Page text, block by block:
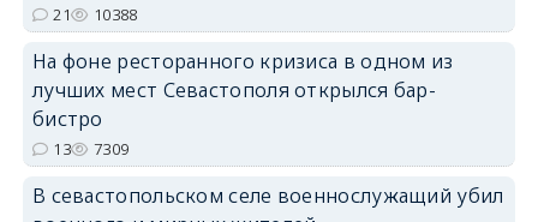
21 10388
На фоне ресторанного кризиса в одном из
лучших мест Севастополя открылся бар-
бистро
13 7309
В севастопольском селе военнослужащий убил